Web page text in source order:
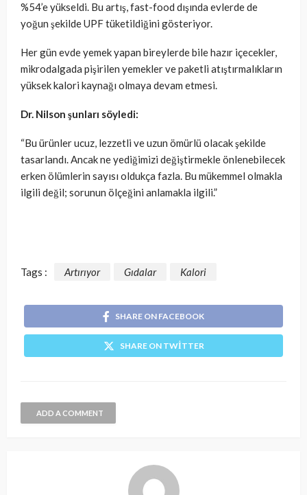
%54’e yükseldi. Bu artış, fast-food dışında evlerde de
yoğun şekilde UPF tüketildiğini gösteriyor.
Her gün evde yemek yapan bireylerde bile hazır içecekler,
mikrodalgada pişirilen yemekler ve paketli atıştırmalıkların
yüksek kalori kaynağı olmaya devam etmesi.
Dr. Nilson şunları söyledi:
“Bu ürünler ucuz, lezzetli ve uzun ömürlü olacak şekilde
tasarlandı. Ancak ne yediğimizi değiştirmekle önlenebilecek
erken ölümlerin sayısı oldukça fazla. Bu mükemmel olmakla
ilgili değil; sorunun ölçeğini anlamakla ilgili.”
Tags : Artırıyor Gıdalar Kalori
SHARE ON FACEBOOK
SHARE ON TWITTER
ADD A COMMENT